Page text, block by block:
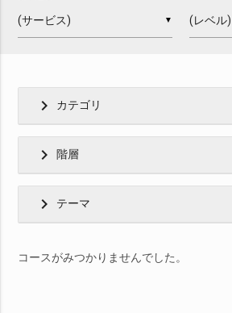
▼
chevron_right カテゴリ
chevron_right 階層
chevron_right テーマ
コースがみつかりませんでした。